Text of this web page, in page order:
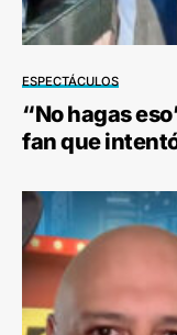
ESPECTÁCULOS
“No hagas
fan que